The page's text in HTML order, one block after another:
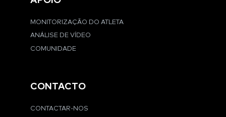
MONITORIZAÇÃO DO ATLETA
ANÁLISE DE VÍDEO
COMUNIDADE
CONTACTO
CONTACTAR-NOS